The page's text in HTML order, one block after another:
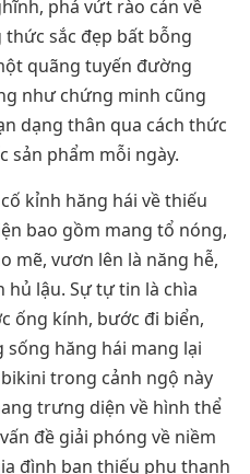
phá vứt rào cản về
sắc đẹp bất bỗng
quãng tuyến đường
như chứng minh cũng
dạng thân qua cách thức
sản phẩm mỗi ngày.
kỉnh hăng hái về thiếu
bao gồm mang tổ nóng,
mẽ, vươn lên là năng hễ,
lậu. Sự tự tin là chìa
ống kính, bước đi biển,
hăng hái mang lại
trong cảnh ngộ này
trưng diện về hình thể
đề giải phóng về niềm
đình bạn thiếu phụ thanh